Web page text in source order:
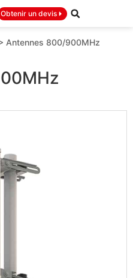
Obtenir un devis
Antennes 800/900MHz